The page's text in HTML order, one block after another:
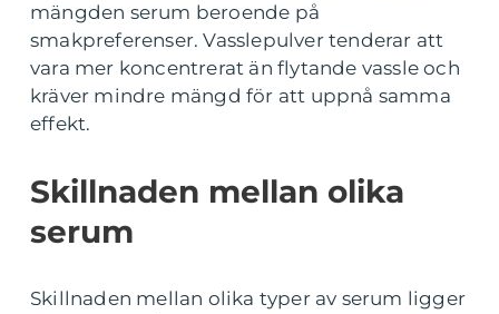
mängden serum beroende på
smakpreferenser. Vasslepulver tenderar att
vara mer koncentrerat än flytande vassle och
kräver mindre mängd för att uppnå samma
effekt.
Skillnaden mellan olika
serum
Skillnaden mellan olika typer av serum ligger